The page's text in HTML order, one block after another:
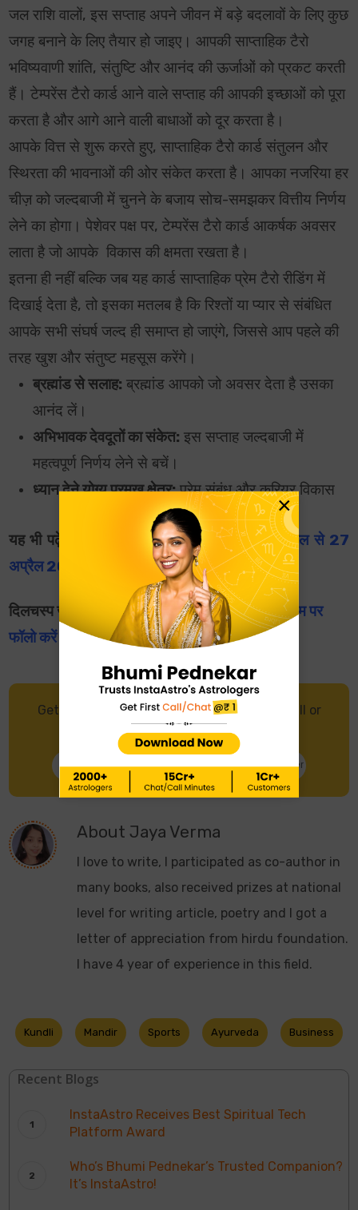
जल राशि वालों, इस सप्ताह अपने जीवन में बड़े बदलावों के लिए कुछ
जगह बनाने के लिए तैयार हो जाइए। आपकी साप्ताहिक टैरो
भविष्यवाणी शांति, संतुष्टि और आनंद की ऊर्जाओं को प्रकट करती
हैं। टेम्परेंस टैरो कार्ड आने वाले सप्ताह की आपकी इच्छाओं को पूरा
करता है और आगे आने वाली बाधाओं को दूर करता है।
आपके वित्त से शुरू करते हुए, साप्ताहिक टैरो कार्ड संतुलन और
स्थिरता की भावनाओं की ओर संकेत करता है। आपका नजरिया हर
चीज़ को जल्दबाजी में चुनने के बजाय सोच-समझकर वित्तीय निर्णय
लेने का होगा। पेशेवर पक्ष पर, टेम्परेंस टैरो कार्ड आकर्षक अवसर
लाता है जो आपके विकास की क्षमता रखता है।
इतना ही नहीं बल्कि जब यह कार्ड साप्ताहिक प्रेम टैरो रीडिंग में
दिखाई देता है, तो इसका मतलब है कि रिश्तों या प्यार से संबंधित
आपके सभी संघर्ष जल्द ही समाप्त हो जाएंगे, जिससे आप पहले की
तरह खुश और संतुष्ट महसूस करेंगे।
ब्रह्मांड से सलाह: ब्रह्मांड आपको जो अवसर देता है उसका
आनंद लें।
अभिभावक देवदूतों का संकेत: इस सप्ताह जल्दबाजी में
महत्वपूर्ण निर्णय लेने से बचें।
ध्यान देने योग्य प्रमुख क्षेत्र:प्रेम संबंध और करियर विकास
यह भी पढ़ें:
साप्ताहिक राशिफल भविष्यवाणियां: 21 अप्रैल से 27
अप्रैल 2024
दिलचस्प ज्योतिषीय तथ्य और वीडियो के लिए हमेंइंस्टाग्राम पर
फॉलो करेंऔर अपनादैनिक राशिफल पढ़ें।
Get in touch with an Astrologer through Call or
Chat, and get accurate predictions.
Talk to Astrologer Chat with Astrologer
About Jaya Verma
I love to write, I participated as co-author in
many books, also received prizes at national
level for writing article, poetry and I got a
letter of appreciation from hirdu foundation.
I have 4 year of experience in this field.
Kundli Mandir Sports Ayurveda Business
Recent Blogs
InstaAstro Receives Best Spiritual Tech
Platform Award
Who’s Bhumi Pednekar’s Trusted Companion?
It’s InstaAstro!
×